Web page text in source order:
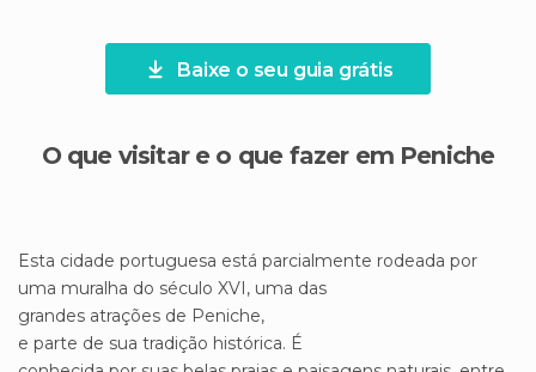
Baixe o seu guia grátis
O que visitar e o que fazer em Peniche
Esta cidade portuguesa está parcialmente rodeada por
uma muralha do século XVI, uma das
grandes atrações de Peniche,
e parte de sua tradição histórica. É